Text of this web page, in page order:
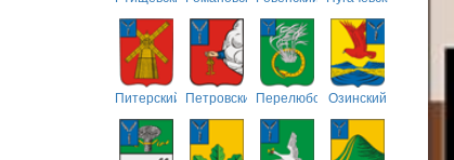
Питерский ПетровскийПерелюбскийОзинский